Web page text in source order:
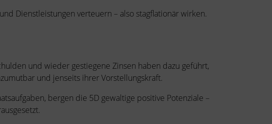
Dienstleistungen verteuern – also stagflationär wirken.
und wieder gestiegene Zinsen haben dazu geführt,
und jenseits ihrer Vorstellungskraft.
bergen die 5D gewaltige positive Potenziale –